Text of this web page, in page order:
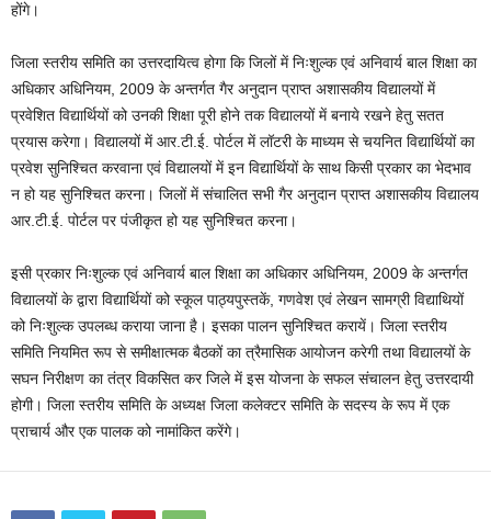
होंगे।
जिला स्तरीय समिति का उत्तरदायित्व होगा कि जिलों में निःशुल्क एवं अनिवार्य बाल शिक्षा का
अधिकार अधिनियम, 2009 के अन्तर्गत गैर अनुदान प्राप्त अशासकीय विद्यालयों में
प्रवेशित विद्यार्थियों को उनकी शिक्षा पूरी होने तक विद्यालयों में बनाये रखने हेतु सतत
प्रयास करेगा। विद्यालयों में आर.टी.ई. पोर्टल में लॉटरी के माध्यम से चयनित विद्यार्थियों का
प्रवेश सुनिश्चित करवाना एवं विद्यालयों में इन विद्यार्थियों के साथ किसी प्रकार का भेदभाव
न हो यह सुनिश्चित करना। जिलों में संचालित सभी गैर अनुदान प्राप्त अशासकीय विद्यालय
आर.टी.ई. पोर्टल पर पंजीकृत हो यह सुनिश्चित करना।
इसी प्रकार निःशुल्क एवं अनिवार्य बाल शिक्षा का अधिकार अधिनियम, 2009 के अन्तर्गत
विद्यालयों के द्वारा विद्यार्थियों को स्कूल पाठ्यपुस्तकें, गणवेश एवं लेखन सामग्री विद्याथियों
को निःशुल्क उपलब्ध कराया जाना है। इसका पालन सुनिश्चित करायें। जिला स्तरीय
समिति नियमित रूप से समीक्षात्मक बैठकों का त्रैमासिक आयोजन करेगी तथा विद्यालयों के
सघन निरीक्षण का तंत्र विकसित कर जिले में इस योजना के सफल संचालन हेतु उत्तरदायी
होगी। जिला स्तरीय समिति के अध्यक्ष जिला कलेक्टर समिति के सदस्य के रूप में एक
प्राचार्य और एक पालक को नामांकित करेंगे।